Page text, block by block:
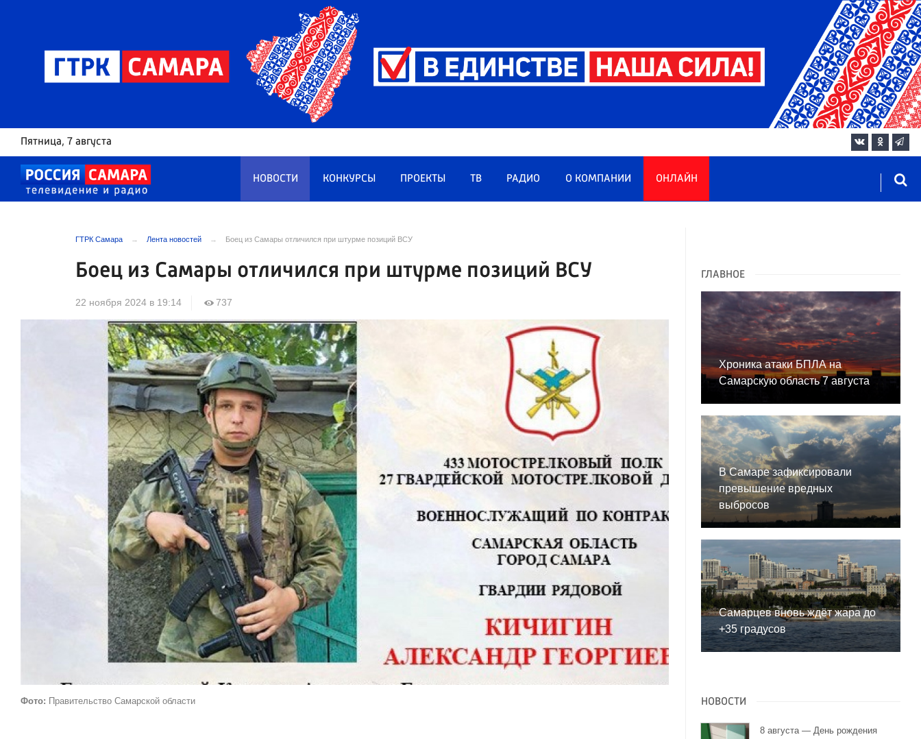
Пятница, 7 августа
НОВОСТИ КОНКУРСЫ ПРОЕКТЫ ТВ РАДИО О КОМПАНИИ ОНЛАЙН
ГТРК Самара Лента новостей Боец из Самары отличился при штурме позиций ВСУ
Боец из Самары отличился при штурме позиций ВСУ
22 ноября 2024 в 19:14 737
Фото: Правительство Самарской области
ГЛАВНОЕ
Хроника атаки БПЛА на
Самарскую область 7 августа
В Самаре зафиксировали
превышение вредных
выбросов
Самарцев вновь ждёт жара до
+35 градусов
НОВОСТИ
8 августа — День рождения